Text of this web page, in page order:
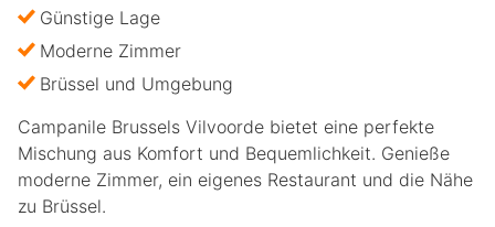
Günstige Lage
Moderne Zimmer
Brüssel und Umgebung
Campanile Brussels Vilvoorde bietet eine perfekte
Mischung aus Komfort und Bequemlichkeit. Genieße
moderne Zimmer, ein eigenes Restaurant und die Nähe
zu Brüssel.